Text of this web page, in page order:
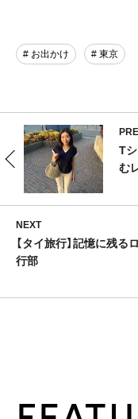
# お出かけ # 東京
T
む
NEXT
【タイ旅行】記憶に残
行部